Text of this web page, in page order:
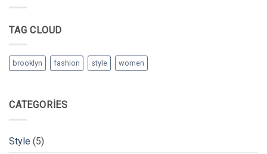
TAG CLOUD
brooklyn fashion style women
CATEGORIES
Style (5)